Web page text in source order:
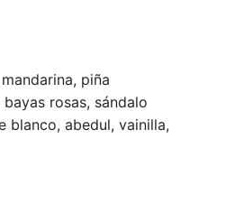
piña
bayas rosas, sándalo
blanco, abedul, vainilla,